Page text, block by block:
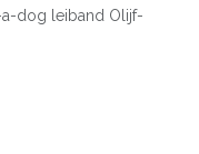
a-dog leiband Olijf-